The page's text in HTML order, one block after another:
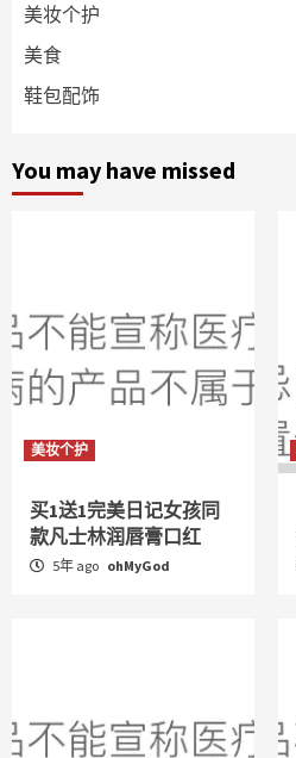
美妆个护
美食
鞋包配饰
You may have missed
美妆个护
买1送1完美日记女孩同
款凡士林润唇膏口红
5年 ago ohMyGod